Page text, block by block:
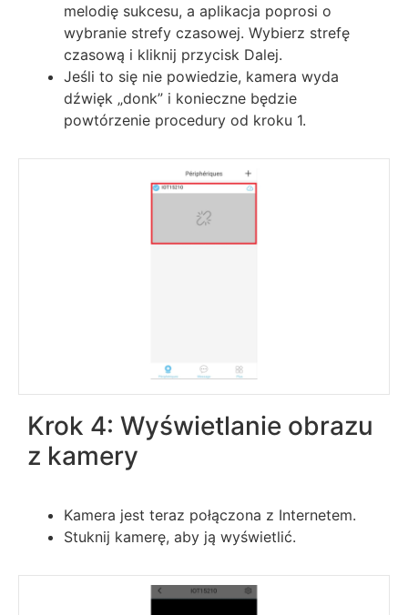
melodię sukcesu, a aplikacja poprosi o
wybranie strefy czasowej. Wybierz strefę
czasową i kliknij przycisk Dalej.
Jeśli to się nie powiedzie, kamera wyda
dźwięk „donk” i konieczne będzie
powtórzenie procedury od kroku 1.
Krok 4: Wyświetlanie obrazu
z kamery
Kamera jest teraz połączona z Internetem.
Stuknij kamerę, aby ją wyświetlić.